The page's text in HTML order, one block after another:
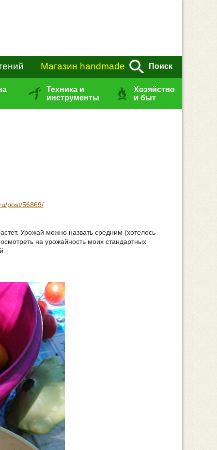
Магазин handmade Поиск
Техника и
инструменты
Хозяйство
и быт
post/56869/
Урожай можно назвать средним (хотелось
на урожайность моих стандартных